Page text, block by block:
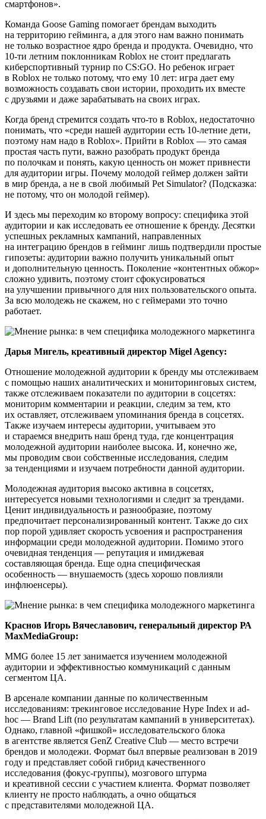
смартфонов».
Команда Goose Gaming помогает брендам выходить
на территорию гейминга, а для этого нам важно понимать
не только возрастное ядро бренда и продукта. Очевидно, что
10-ти летним поклонникам Roblox не стоит предлагать
киберспортивный турнир по CS:GO. Но ребенок играет
в Roblox не только потому, что ему 10 лет: игра дает ему
возможность создавать свои истории, проходить их вместе
с друзьями и даже зарабатывать на своих играх.
Когда бренд стремится создать что-то в Roblox, недостаточно
понимать, что «среди нашей аудитории есть 10-летние дети,
поэтому нам надо в Roblox». Прийти в Roblox — это самая
простая часть пути, важно разобрать продукт бренда
по полочкам и понять, какую ценность он может привнести
для аудитории игры. Почему молодой геймер должен зайти
в мир бренда, а не в свой любимый Pet Simulator? (Подсказка:
не потому, что он молодой геймер).
И здесь мы переходим ко второму вопросу: специфика этой
аудитории и как исследовать ее отношение к бренду. Десятки
успешных рекламных кампаний, направленных
на интеграцию брендов в гейминг лишь подтвердили простые
гипозеты: аудитории важно получить уникальный опыт
и дополнительную ценность. Поколение «контентных обжор»
сложно удивить, поэтому стоит сфокусироваться
на улучшении привычного для них пользовательского опыта.
За всю молодежь не скажем, но с геймерами это точно
работает.
Дарья Мигель, креативный директор Migel Agency:
Отношение молодежной аудитории к бренду мы отслеживаем
с помощью наших аналитических и мониторинговых систем,
также отслеживаем показатели по аудитории в соцсетях:
мониторим комментарии и реакции, следим за тем, кто
их оставляет, отслеживаем упоминания бренда в соцсетях.
Также изучаем интересы аудитории, учитываем это
и стараемся внедрить наш бренд туда, где концентрация
молодежной аудитории наиболее высока. И, конечно же,
мы проводим свои собственные исследования, следим
за тенденциями и изучаем потребности данной аудитории.
Молодежная аудитория высоко активна в соцсетях,
интересуется новыми технологиями и следит за трендами.
Ценит индивидуальность и разнообразие, поэтому
предпочитает персонализированный контент. Также до сих
пор порой удивляет скорость усвоения и распространения
информации среди молодежной аудитории. Помимо этого
очевидная тенденция — репутация и имиджевая
составляющая бренда. Еще одна специфическая
особенность — внушаемость (здесь хорошо повлияли
инфлюенсеры).
Краснов Игорь Вячеславович, генеральный директор РА
MaxMediaGroup:
MMG более 15 лет занимается изучением молодежной
аудитории и эффективностью коммуникаций с данным
сегментом ЦА.
В арсенале компании данные по количественным
исследованиям: трекинговое исследование Hype Index и ad-
hoc — Brand Lift (по результатам кампаний в университетах).
Однако, главной «фишкой» исследовательского блока
в агентстве является GenZ Creative Club — место встречи
брендов и молодежи. Формат был впервые реализован в 2019
году и представляет собой гибрид качественного
исследования (фокус-группы), мозгового штурма
и креативной сессии с участием клиента. Формат позволяет
клиенту не просто наблюдать, а очно общаться
с представителями молодежной ЦА.